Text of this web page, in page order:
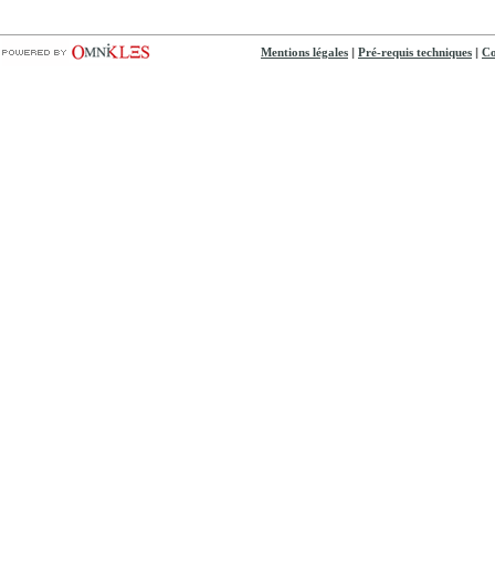
Mentions légales Pré-requis techniques